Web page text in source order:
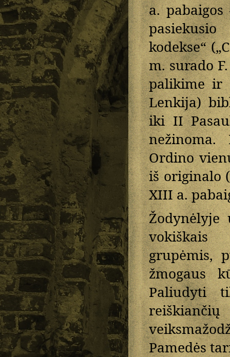
a.
kodekse“
m. surado
palikime ir
Lenkija)
iki II
Ordino
iš originalo
XIII a.
vokiškais
grupėmis,
žmogaus
Paliudyti
Pamedės